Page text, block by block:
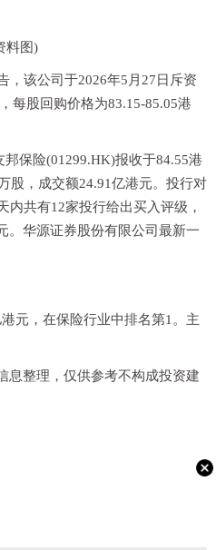
料图)
，该公司于2026年5月27日斥资
每股回购价格为83.15-85.05港
保险(01299.HK)报收于84.55港
股，成交额24.91亿港元。投行对
内共有12家投行给出买入评级，
。华源证券股份有限公司最新一
元，在保险行业中排名第1。主
息整理，仅供参考不构成投资建